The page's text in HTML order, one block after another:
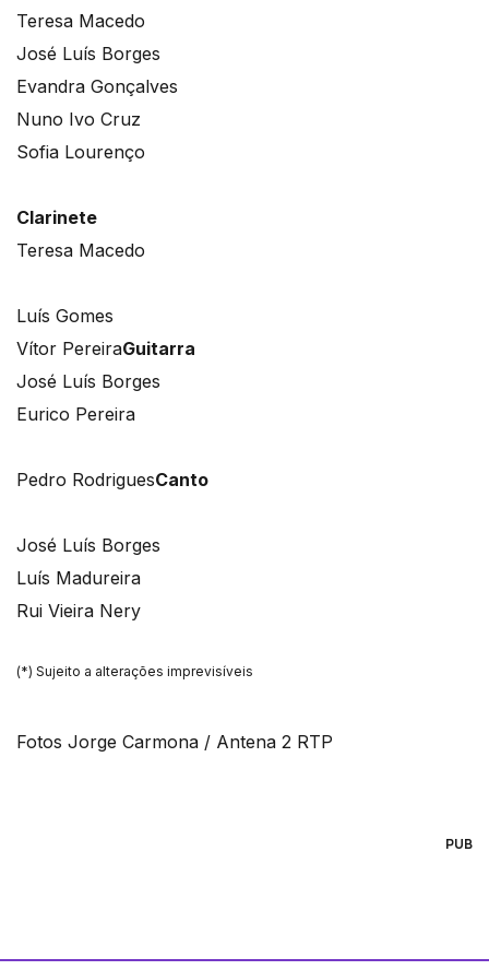
Teresa Macedo
José Luís Borges
Evandra Gonçalves
Nuno Ivo Cruz
Sofia Lourenço
Clarinete
Teresa Macedo
Luís Gomes
Vítor PereiraGuitarra
José Luís Borges
Eurico Pereira
Pedro RodriguesCanto
José Luís Borges
Luís Madureira
Rui Vieira Nery
(*) Sujeito a alterações imprevisíveis
Fotos Jorge Carmona / Antena 2 RTP
PUB